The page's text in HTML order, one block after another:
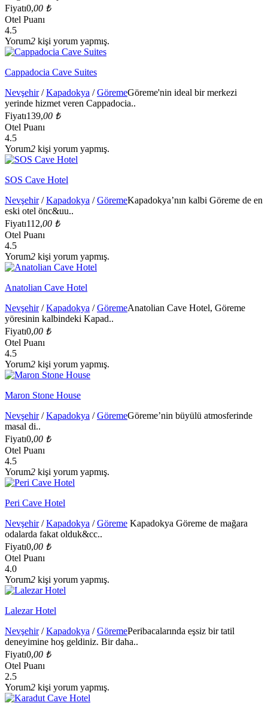
Fiyatı0,00 ₺
Otel Puanı
4.5
Yorum2 kişi yorum yapmış.
Cappadocia Cave Suites
Nevşehir/Kapadokya /GöremeGöreme'nin ideal bir merkezi
yerinde hizmet veren Cappadocia..
Fiyatı139,00 ₺
Otel Puanı
4.5
Yorum2 kişi yorum yapmış.
SOS Cave Hotel
Nevşehir/Kapadokya /GöremeKapadokya’nın kalbi Göreme de en
eski otel önc&uu..
Fiyatı112,00 ₺
Otel Puanı
4.5
Yorum2 kişi yorum yapmış.
Anatolian Cave Hotel
Nevşehir/Kapadokya /GöremeAnatolian Cave Hotel, Göreme
yöresinin kalbindeki Kapad..
Fiyatı0,00 ₺
Otel Puanı
4.5
Yorum2 kişi yorum yapmış.
Maron Stone House
Nevşehir/Kapadokya /GöremeGöreme’nin büyülü atmosferinde
masal di..
Fiyatı0,00 ₺
Otel Puanı
4.5
Yorum2 kişi yorum yapmış.
Peri Cave Hotel
Nevşehir/Kapadokya /Göreme Kapadokya Göreme de mağara
odalarda fakat olduk&cc..
Fiyatı0,00 ₺
Otel Puanı
4.0
Yorum2 kişi yorum yapmış.
Lalezar Hotel
Nevşehir/Kapadokya /GöremePeribacalarında eşsiz bir tatil
deneyimine hoş geldiniz. Bir daha..
Fiyatı0,00 ₺
Otel Puanı
2.5
Yorum2 kişi yorum yapmış.